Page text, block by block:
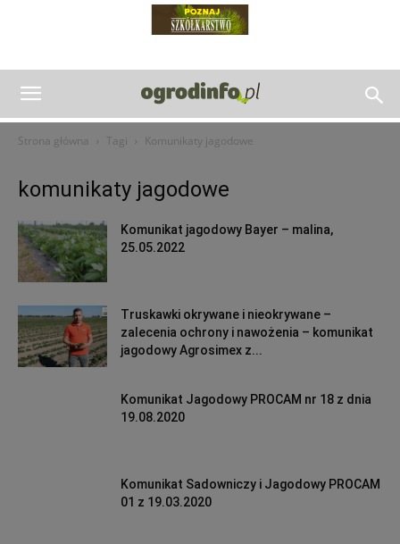
Strona główna Tagi Komunikaty jagodowe
komunikaty jagodowe
Komunikat jagodowy Bayer – malina,
25.05.2022
Truskawki okrywane i nieokrywane –
zalecenia ochrony i nawożenia – komunikat
jagodowy Agrosimex z...
Komunikat Jagodowy PROCAM nr 18 z dnia
19.08.2020
Komunikat Sadowniczy i Jagodowy PROCAM
01 z 19.03.2020